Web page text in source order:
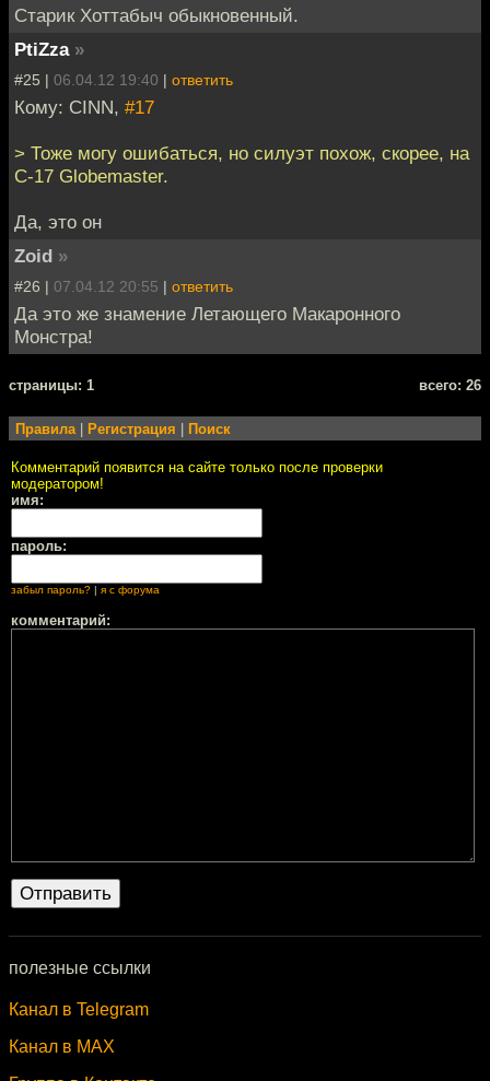
Старик Хоттабыч обыкновенный.
PtiZza »
#25 | 06.04.12 19:40 | ответить
Кому: CINN, #17
> Тоже могу ошибаться, но силуэт похож, скорее, на
C-17 Globemaster.
Да, это он
Zoid »
#26 | 07.04.12 20:55 | ответить
Да это же знамение Летающего Макаронного
Монстра!
cтраницы: 1 всего: 26
Правила| Регистрация Поиск
Комментарий появится на сайте только после проверки
модератором!
имя:
пароль:
забыл пароль? я с форума
комментарий:
полезные ссылки
Канал в Telegram
Канал в MAX